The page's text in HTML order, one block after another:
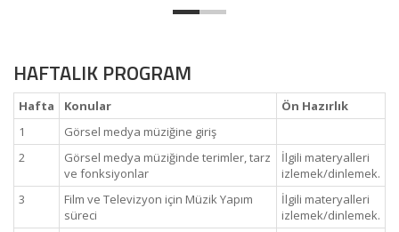
HAFTALIK PROGRAM
Hafta Konular
Ön Hazırlık
1
Görsel medya müziğine giriş
2
Görsel medya müziğinde terimler, tarz
ve fonksiyonlar
İlgili materyalleri
izlemek/dinlemek.
3
Film ve Televizyon için Müzik Yapım
süreci
İlgili materyalleri
izlemek/dinlemek.